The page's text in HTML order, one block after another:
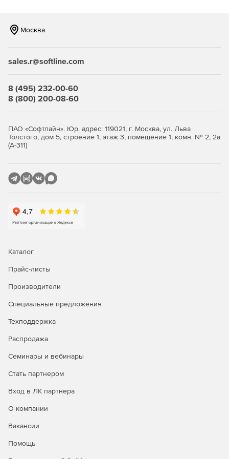
«Денежные средства»).
Загрузка классификаторов и курса валют.
Контроль и предотвращение ошибочных ситуаций.
Москва
sales.r@softline.com
8 (495) 232-00-60
8 (800) 200-08-60
ПАО «Софтлайн». Юр. адрес: 119021, г. Москва, ул. Льва
Толстого, дом 5, строение 1, этаж 3, помещение 1, комн. № 2, 2а
(А-311)
Каталог
Прайс-листы
Производители
Специальные предложения
Техподдержка
Распродажа
Семинары и вебинары
Стать партнером
Вход в ЛК партнера
О компании
Вакансии
Помощь